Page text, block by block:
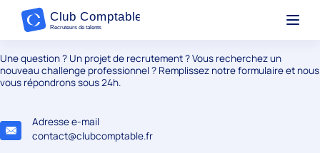
No Template found for this post.
Rejoignez-nous !
Une question ? Un projet de recrutement ? Vous recherchez un
nouveau challenge professionnel ? Remplissez notre formulaire et nous
vous répondrons sous 24h.
Adresse e-mail
contact@clubcomptable.fr